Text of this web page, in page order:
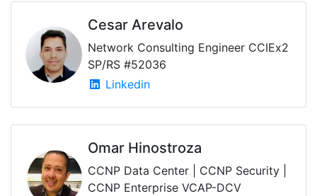
Cesar Arevalo
Network Consulting Engineer CCIEx2
SP/RS #52036
Linkedin
Omar Hinostroza
CCNP Data Center | CCNP Security |
CCNP Enterprise VCAP-DCV